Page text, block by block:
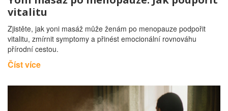
vitalitu
Zjistěte, jak yoni masáž může ženám po menopauze podpořit
vitalitu, zmírnit symptomy a přinést emocionální rovnováhu
přírodní cestou.
Číst více